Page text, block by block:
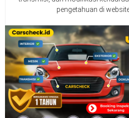
pengetahuan di